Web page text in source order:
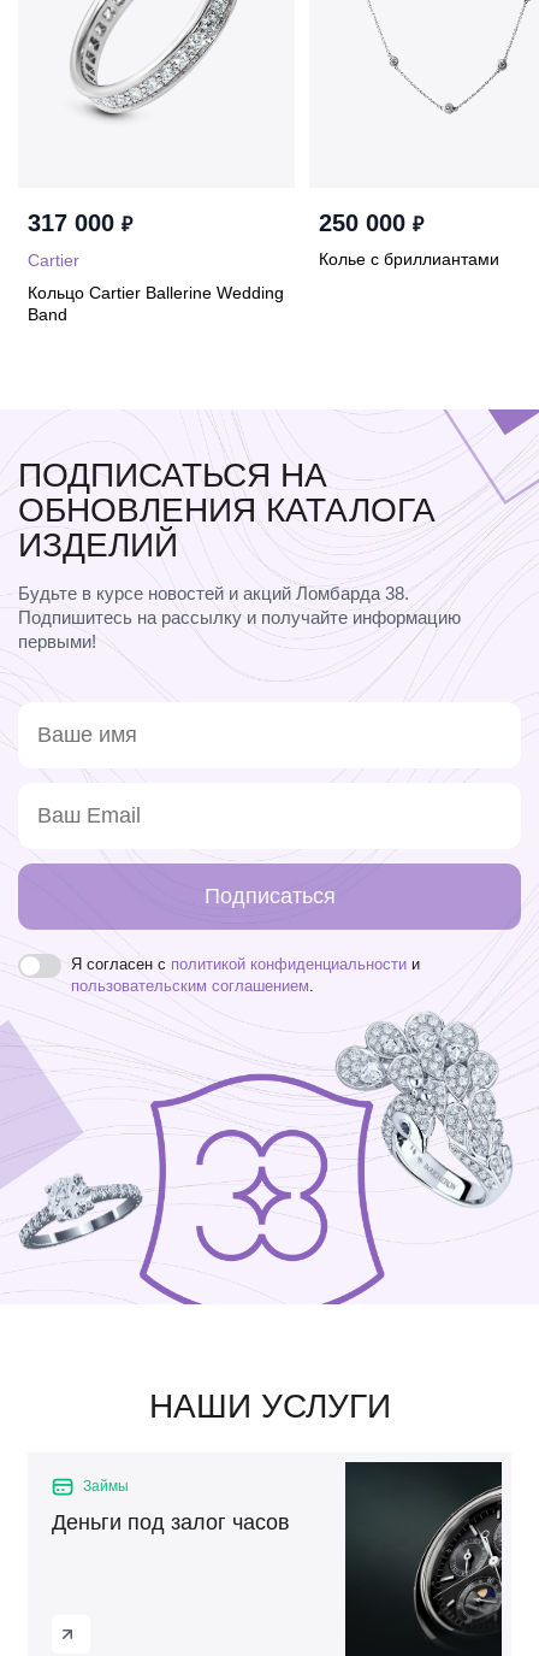
317 000 ₽
Cartier
Кольцо Cartier Ballerine Wedding
Band
250 000 ₽
Колье с бриллиантами
ПОДПИСАТЬСЯ НА
ОБНОВЛЕНИЯ КАТАЛОГА
ИЗДЕЛИЙ
Будьте в курсе новостей и акций Ломбарда 38.
Подпишитесь на рассылку и получайте информацию
первыми!
Подписаться
Я согласен с политикой конфиденциальности и
пользовательским соглашением
НАШИ УСЛУГИ
Займы
Деньги под залог часов